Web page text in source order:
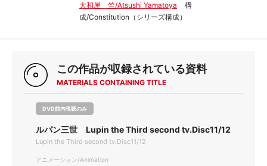
大和屋 竺/Atsushi Yamatoya
構
成/Constitution（シリーズ構成）
この作品が収録されている資料
MATERIALS CONTAINING TITLE
DVD館内視聴のみ
ルパン三世 Lupin the Third second tv.Disc11/12
Lupin the Third second tv.Disc11/12
アニメーション/Animation